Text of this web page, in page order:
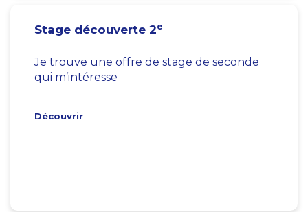
Stage découverte 2e
Je trouve une offre de stage de seconde
qui m’intéresse
Découvrir